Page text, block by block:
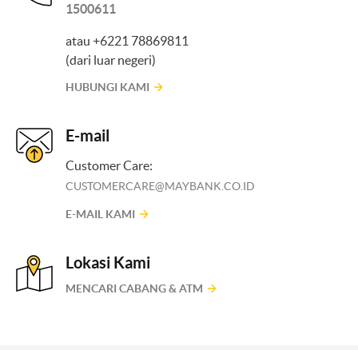
1500611
atau +6221 78869811
(dari luar negeri)
HUBUNGI KAMI
E-mail
Customer Care:
CUSTOMERCARE@MAYBANK.CO.ID
E-MAIL KAMI
Lokasi Kami
MENCARI CABANG & ATM